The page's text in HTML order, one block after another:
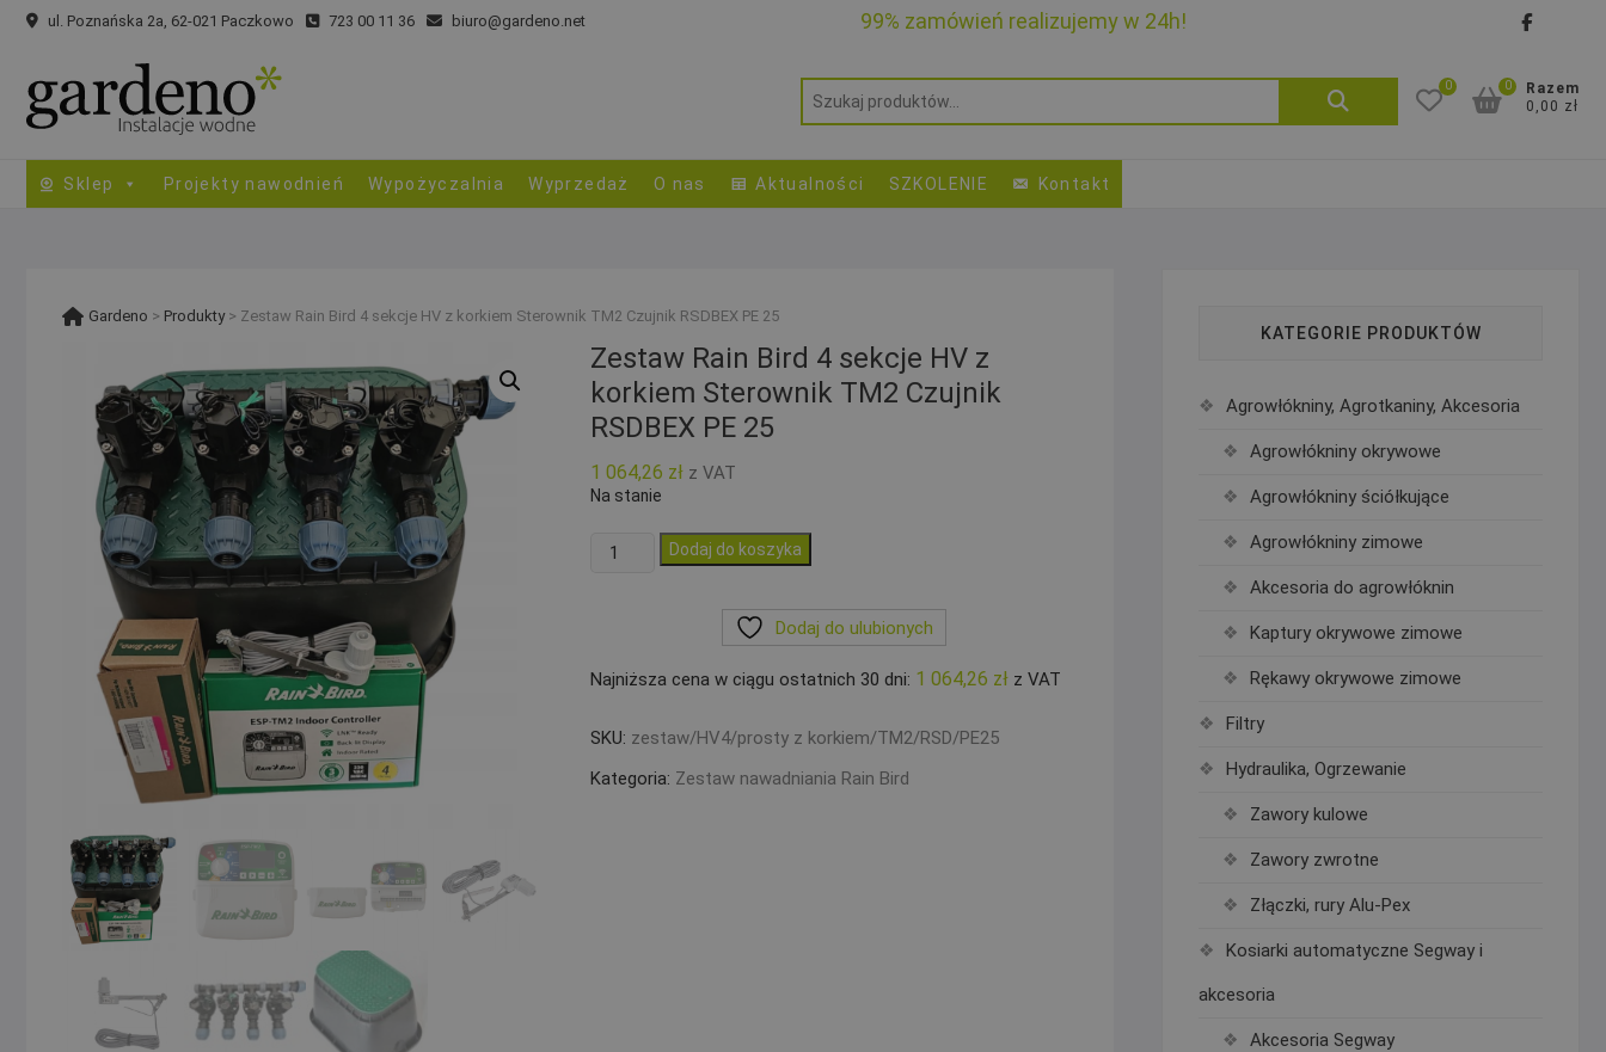
Skip
ul. Poznańska 2a, 62-021 Paczkowo 723 00 11 36 biuro@gardeno.net 99% zamówień realizujemy w 24h!
Szukaj: 0
Razem
0,00 zł
0
Sklep Projekty nawodnień Wypożyczalnia Wyprzedaż O nas Aktualności SZKOLENIE Kontakt
Gardeno > Produkty> Zestaw Rain Bird 4 sekcje HV z korkiem Sterownik TM2 Czujnik RSDBEX PE 25
Zestaw Rain Bird 4 sekcje HV z
korkiem Sterownik TM2 Czujnik
RSDBEX PE 25
1 064,26 zł z VAT
Na stanie
ilość
sekcje
z
korkiem
Dodaj do koszyka
Dodaj do ulubionych
Najniższa cena w ciągu ostatnich 30 dni: 1 064,26 zł z VAT
SKU: zestaw/HV4/prosty z korkiem/TM2/RSD/PE25
Kategoria: Zestaw nawadniania Rain Bird
KATEGORIE PRODUKTÓW
Agrowłókniny, Agrotkaniny, Akcesoria
Agrowłókniny okrywowe
Agrowłókniny ściółkujące
Agrowłókniny zimowe
Akcesoria do agrowłóknin
Kaptury okrywowe zimowe
Rękawy okrywowe zimowe
Filtry
Hydraulika, Ogrzewanie
Zawory kulowe
Zawory zwrotne
Złączki, rury Alu-Pex
Kosiarki automatyczne Segway i
akcesoria
Akcesoria Segway